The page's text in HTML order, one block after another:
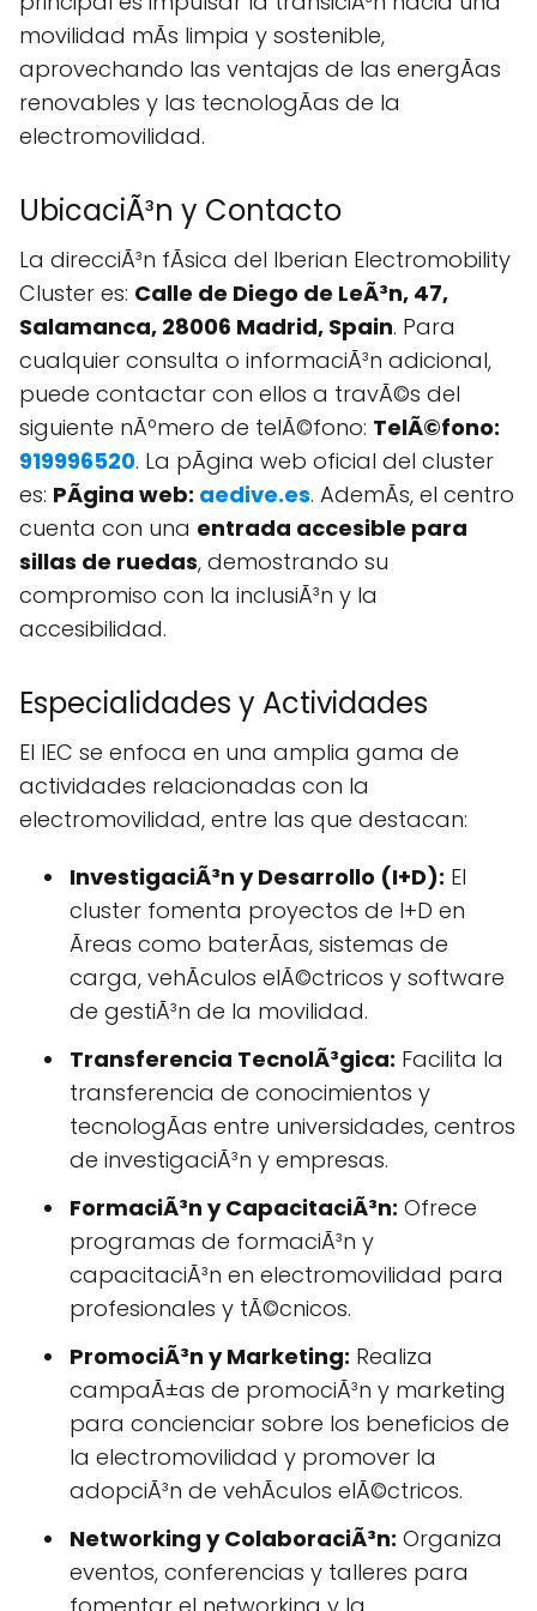
movilidad mÃs limpia y sostenible,
aprovechando las ventajas de las energÃ­as
renovables y las tecnologÃ­as de la
electromovilidad.
UbicaciÃ³n y Contacto
La direcciÃ³n fÃ­sica del Iberian Electromobility
Cluster es: Calle de Diego de LeÃ³n, 47,
Salamanca, 28006 Madrid, Spain. Para
cualquier consulta o informaciÃ³n adicional,
puede contactar con ellos a travÃ©s del
siguiente nÃºmero de telÃ©fono: TelÃ©fono:
919996520. La pÃgina web oficial del cluster
es: PÃgina web: aedive.es. AdemÃs, el centro
cuenta con una entrada accesible para
sillas de ruedas, demostrando su
compromiso con la inclusiÃ³n y la
accesibilidad.
Especialidades y Actividades
El IEC se enfoca en una amplia gama de
actividades relacionadas con la
electromovilidad, entre las que destacan:
InvestigaciÃ³n y Desarrollo (I+D): El
cluster fomenta proyectos de I+D en
Ãreas como baterÃ­as, sistemas de
carga, vehÃ­culos elÃ©ctricos y software
de gestiÃ³n de la movilidad.
Transferencia TecnolÃ³gica: Facilita la
transferencia de conocimientos y
tecnologÃ­as entre universidades, centros
de investigaciÃ³n y empresas.
FormaciÃ³n y CapacitaciÃ³n: Ofrece
programas de formaciÃ³n y
capacitaciÃ³n en electromovilidad para
profesionales y tÃ©cnicos.
PromociÃ³n y Marketing: Realiza
campaÃ±as de promociÃ³n y marketing
para concienciar sobre los beneficios de
la electromovilidad y promover la
adopciÃ³n de vehÃ­culos elÃ©ctricos.
Networking y ColaboraciÃ³n: Organiza
eventos, conferencias y talleres para